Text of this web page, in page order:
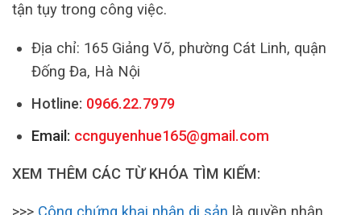
tận tụy trong công việc.
Địa chỉ: 165 Giảng Võ, phường Cát Linh, quận
Đống Đa, Hà Nội
Hotline: 0966.22.7979
Email: ccnguyenhue165@gmail.com
XEM THÊM CÁC TỪ KHÓA TÌM KIẾM: